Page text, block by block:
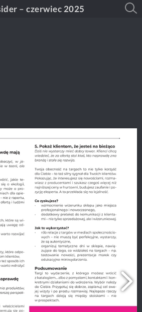
– czerwiec 2025